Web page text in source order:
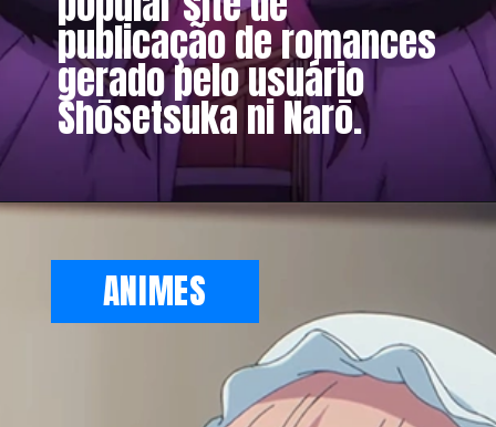
publicação de romances
gerado pelo usuário
Shōsetsuka ni Narō.
ANIMES